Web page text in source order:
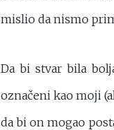
mislio da nismo
Da bi stvar bila
označeni kao moji
da bi on mogao